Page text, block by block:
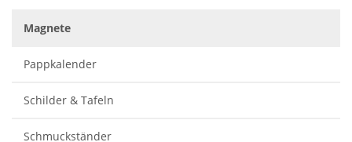
Magnete
Pappkalender
Schilder & Tafeln
Schmuckständer